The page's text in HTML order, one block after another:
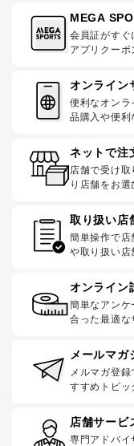
MEGA
会員証がすぐ
アプリクーポ
オンライン
便利なオン
品購入や便利
ネットで注
店舗で受け
り店舗をお選
取り扱い店
簡単操作で店
や取り扱い店
オンライン
簡単なアンケ
合った最適な
メールマガ
メルマガ登
すすめトピッ
店舗サービ
専門アドバイ